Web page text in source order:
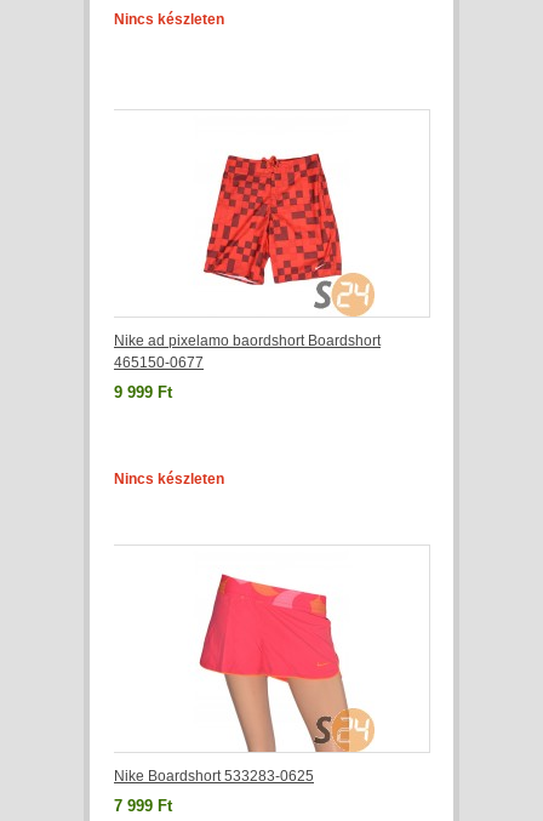
Nincs készleten
Nike ad pixelamo baordshort Boardshort
465150-0677
9 999 Ft
Nincs készleten
Nike Boardshort 533283-0625
7 999 Ft